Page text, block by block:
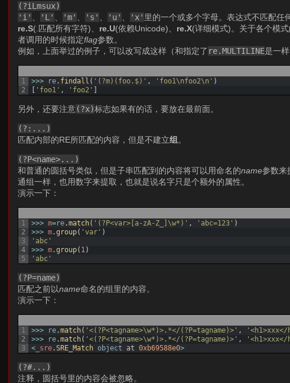
(?iLmsux)
'i'
'L' 'm' 's' 'u' 'x' 里的一个或多个字母。表达式不匹配任
re.S(.匹配所有字符)、 re.U(依赖Unicode)、 re.X(详细模式)。关于各个模
者调用的时候指定flag参数。
例如，上面举过的例子，可以改写成这样（和指定了 re.MULTILINE是一
1
2
>>> re. findall ( '(?m)(foo.$)' , 'foo1\nfoo2\n' )
[ 'foo1' , 'foo2' ]
另外，还要注意(?x)标志如果有的话，要放在最前面。
(?:...)
匹配内部的RE所匹配的内容，但是不建立组 。
(?P<name>...)
和普通的圆括号类似，但是子串匹配到的内容将可以用命名的name参数来
通组一样，也用数字来提取，也就是说名字只是个额外的属性。
演示一下：
1
2
3
4
5
>>> m=re.match( '(?P<var>[a-zA-Z_]\w*)' , 'abc=123' )
>>> m.group( 'var' )
'abc'
>>> m.group( 1 )
'abc'
(?P=name)
匹配之前以name命名的组里的内容。
演示一下：
1
2
3
>>> re.match( '<(?P<tagname>\w*)>.*</(?P=tagname)>' , '<h1>xxx</
>>>
re.match( '<(?P<tagname>\w*)>.*</(?P=tagname)>' , '<h1>xxx</
< _sre.SRE_Match object at 0xb69588e0>
(?#...)
注释，圆括号里的内容会被忽略。